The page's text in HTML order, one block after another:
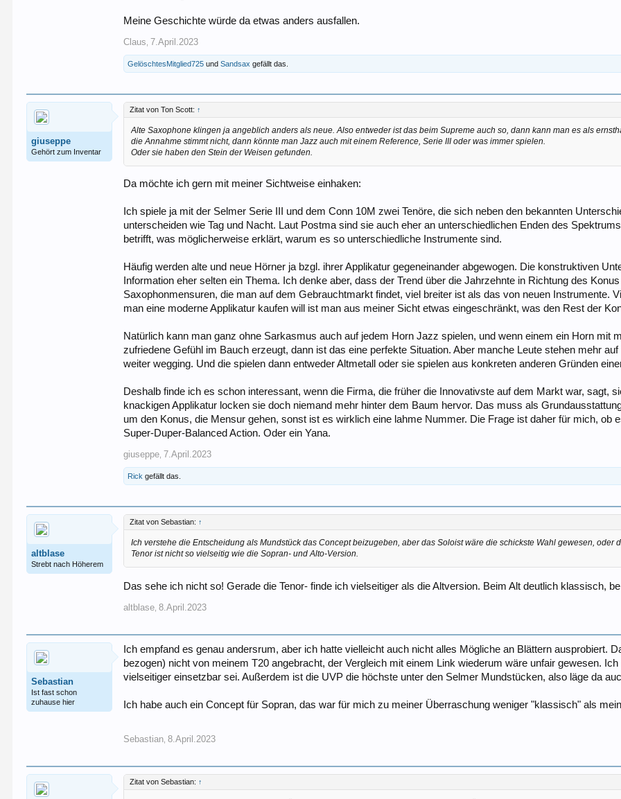
Meine Geschichte würde da etwas anders ausfallen.
Claus 7.April.2023
GelöschtesMitglied725 undSandsax gefällt das.
giuseppe
Gehört zum Inventar
Zitat von Ton Scott: ↑
Alte Saxophone klingen ja angeblich anders als neue. Also entweder ist das beim Supreme auch so, dann kann man es als
die Annahme stimmt nicht, dann könnte man Jazz auch mit einem Reference, Serie III oder was immer spielen.
Oder sie haben den Stein der Weisen gefunden.
Da möchte ich gern mit meiner Sichtweise einhaken:
Ich spiele ja mit der Selmer Serie III und dem Conn 10M zwei Tenöre, die sich neben den bekannten
unterscheiden wie Tag und Nacht. Laut Postma sind sie auch eher an unterschiedlichen Enden des
betrifft, was möglicherweise erklärt, warum es so unterschiedliche Instrumente sind.
Häufig werden alte und neue Hörner ja bzgl. ihrer Applikatur gegeneinander abgewogen. Die konstruktiven
Information eher selten ein Thema. Ich denke aber, dass der Trend über die Jahrzehnte in Richtung des
Saxophonmensuren, die man auf dem Gebrauchtmarkt findet, viel breiter ist als das von neuen Instrumente.
man eine moderne Applikatur kaufen will ist man aus meiner Sicht etwas eingeschränkt, was den Rest der
Natürlich kann man ganz ohne Sarkasmus auch auf jedem Horn Jazz spielen, und wenn einem ein Horn mit
zufriedene Gefühl im Bauch erzeugt, dann ist das eine perfekte Situation. Aber manche Leute stehen mehr
weiter wegging. Und die spielen dann entweder Altmetall oder sie spielen aus konkreten anderen Gründen
Deshalb finde ich es schon interessant, wenn die Firma, die früher die Innovativste auf dem Markt war, sagt,
knackigen Applikatur locken sie doch niemand mehr hinter dem Baum hervor. Das muss als
um den Konus, die Mensur gehen, sonst ist es wirklich eine lahme Nummer. Die Frage ist daher für mich, ob
Super-Duper-Balanced Action. Oder ein Yana.
giuseppe 7.April.2023
Rick gefällt das.
altblase
Strebt nach Höherem
Zitat von Sebastian: ↑
Ich verstehe die Entscheidung als Mundstück das Concept beizugeben, aber das Soloist wäre die schickste Wahl gewesen, oder
Tenor ist nicht so vielseitig wie die Sopran- und Alto-Version.
Das sehe ich nicht so! Gerade die Tenor- finde ich vielseitiger als die Altversion. Beim Alt deutlich klassisch,
altblase 8.April.2023
Sebastian
Ist fast schon
zuhause hier
Ich empfand es genau andersrum, aber ich hatte vielleicht auch nicht alles Mögliche an Blättern ausprobiert.
bezogen) nicht von meinem T20 angebracht, der Vergleich mit einem Link wiederum wäre unfair gewesen.
vielseitiger einsetzbar sei. Außerdem ist die UVP die höchste unter den Selmer Mundstücken, also läge da
Ich habe auch ein Concept für Sopran, das war für mich zu meiner Überraschung weniger "klassisch" als
Sebastian 8.April.2023
Zitat von Sebastian: ↑